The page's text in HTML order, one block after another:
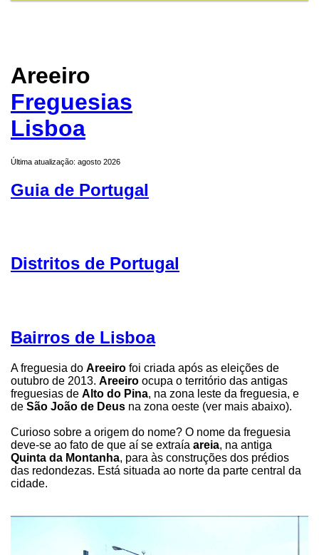
Areeiro
Freguesias
Lisboa
Última atualização: agosto 2026
Guia de Portugal
Distritos de Portugal
Bairros de Lisboa
A freguesia do Areeiro foi criada após as eleições de
outubro de 2013. Areeiro ocupa o território das antigas
freguesias de Alto do Pina, na zona leste da freguesia, e
de São João de Deus na zona oeste (ver mais abaixo).
Curioso sobre a origem do nome? O nome da freguesia
deve-se ao fato de que aí se extraía areia, na antiga
Quinta da Montanha, para às construções dos prédios
das redondezas. Está situada ao norte da parte central da
cidade.